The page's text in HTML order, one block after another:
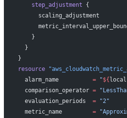
    step_adjustment
{
      scaling_adjustment
    }
  }
}
resource
  alarm_name
          =
"${local
  comparison_operator
=
  evaluation_periods
  =
"2"
  metric_name
         =